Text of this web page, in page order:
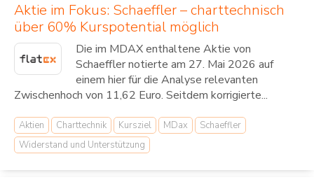
Aktie im Fokus: Schaeffler – charttechnisch
über 60% Kurspotential möglich
Die im MDAX enthaltene Aktie von
Schaeffler notierte am 27. Mai 2026 auf
einem hier für die Analyse relevanten
Zwischenhoch von 11,62 Euro. Seitdem korrigierte...
Aktien Charttechnik Kursziel MDax
Schaeffler
Widerstand und Unterstützung